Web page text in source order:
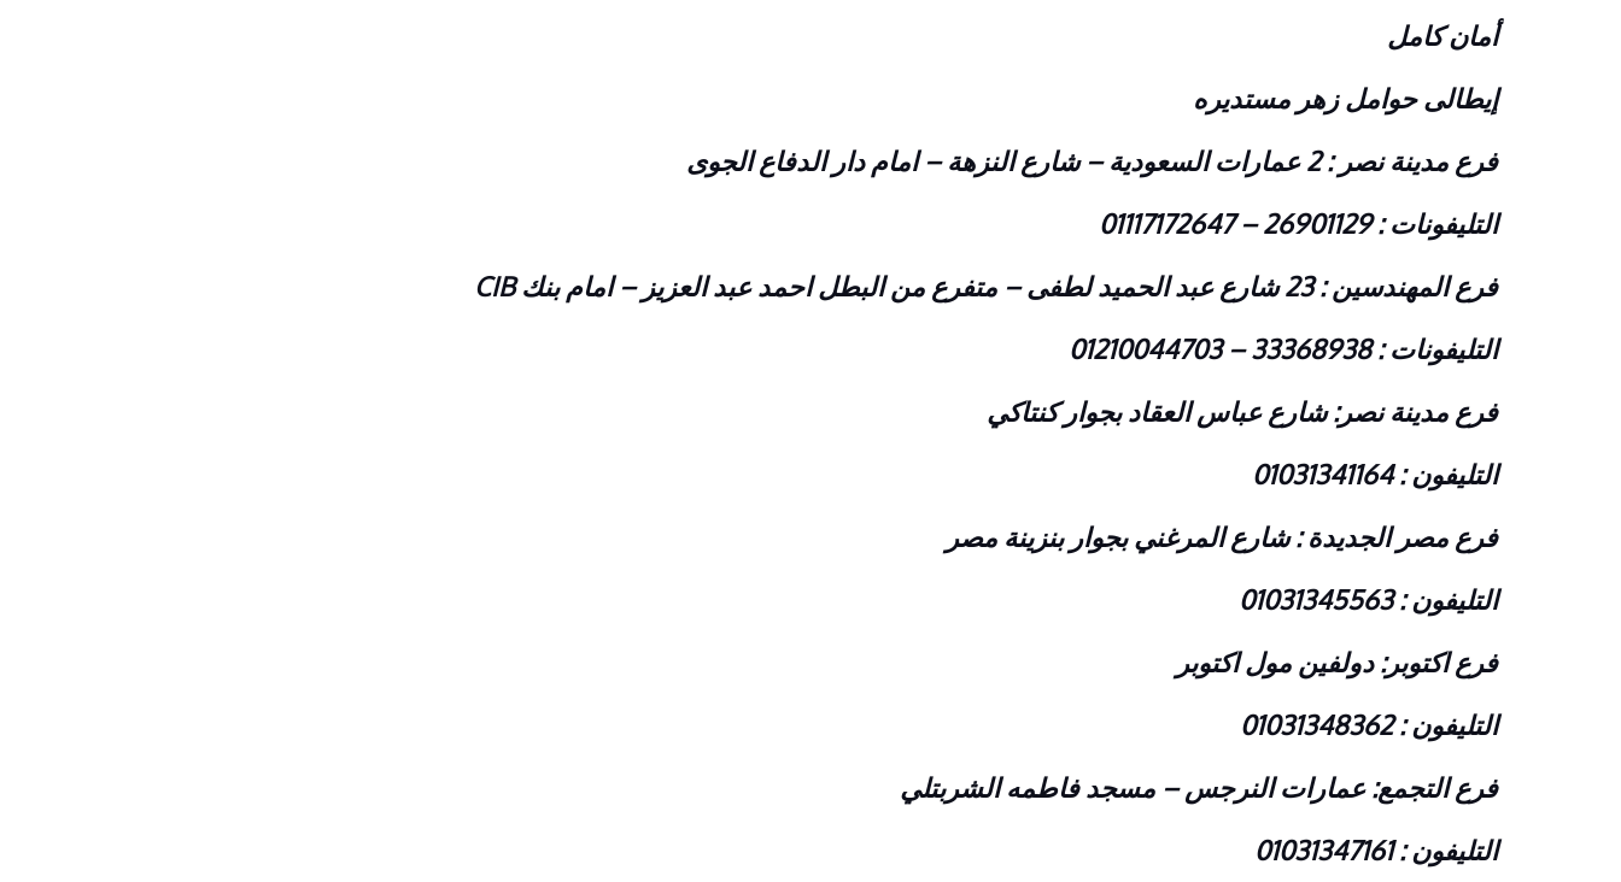
أمان كامل
إيطالى حوامل زهر مستديره
فرع مدينة نصر : 2 عمارات السعودية – شارع النزهة – امام دار الدفاع الجوى
التليفونات : 26901129 – 01117172647
فرع المهندسين : 23 شارع عبد الحميد لطفى – متفرع من البطل احمد عبد العزيز – امام بنك CIB
التليفونات : 33368938 – 01210044703
فرع مدينة نصر: شارع عباس العقاد بجوار كنتاكي
التليفون : 01031341164
فرع مصر الجديدة : شارع المرغني بجوار بنزينة مصر
التليفون : 01031345563
فرع اكتوبر: دولفين مول اكتوبر
التليفون : 01031348362
فرع التجمع: عمارات النرجس – مسجد فاطمه الشربتلي
التليفون : 01031347161